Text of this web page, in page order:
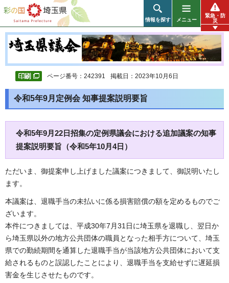
彩の国 埼玉県
情報を探す メニュー
緊急・防
災
ページ番号：242391 掲載日：2023年10月6日
令和5年9月定例会 知事提案説明要旨
令和5年9月22日招集の定例県議会における追加議案の知事
提案説明要旨（令和5年10月4日）
ただいま、御提案申し上げました議案につきまして、御説明いたし
ます。
本議案は、退職手当の未払いに係る損害賠償の額を定めるものでご
ざいます。
本件につきましては、平成30年7月31日に埼玉県を退職し、翌日か
ら埼玉県以外の地方公共団体の職員となった相手方について、埼玉
県での勤続期間を通算した退職手当が当該地方公共団体において支
給されるものと誤認したことにより、退職手当を支給せずに遅延損
害金を生じさせたものです。